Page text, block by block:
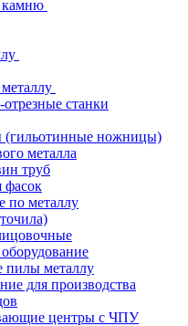
камню
станки
(гильотинные ножницы)
металла
труб
фасок
по металлу
пилы металлу
для производства
центры с ЧПУ